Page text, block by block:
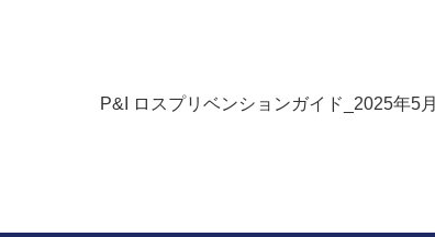
P&I ロスプリベンションガイド_2025年5月